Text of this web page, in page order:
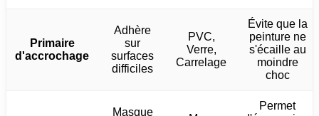
Primaire
d'accrochage
Adhère
sur
surfaces
difficiles
PVC,
Verre,
Carrelage
Évite que la
peinture ne
s'écaille au
moindre
choc
Masque
Permet